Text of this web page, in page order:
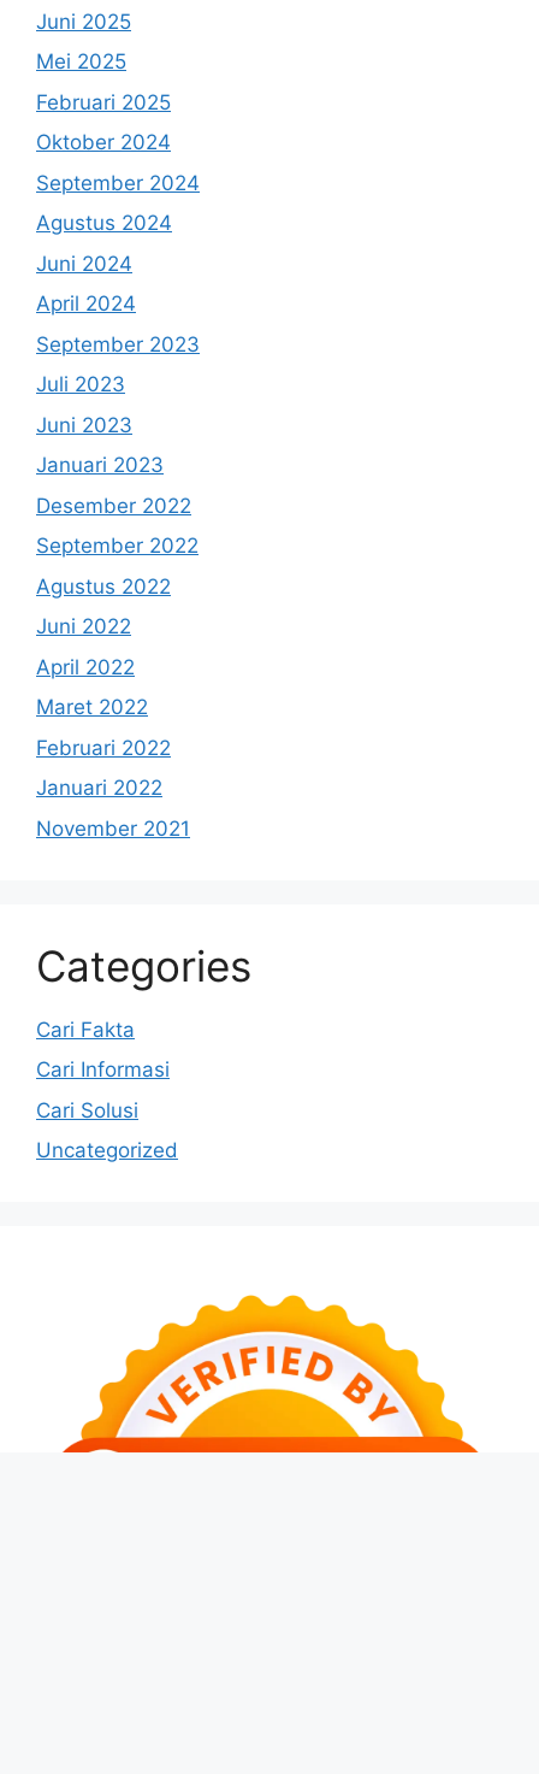
Juni 2025
Mei 2025
Februari 2025
Oktober 2024
September 2024
Agustus 2024
Juni 2024
April 2024
September 2023
Juli 2023
Juni 2023
Januari 2023
Desember 2022
September 2022
Agustus 2022
Juni 2022
April 2022
Maret 2022
Februari 2022
Januari 2022
November 2021
Categories
Cari Fakta
Cari Informasi
Cari Solusi
Uncategorized